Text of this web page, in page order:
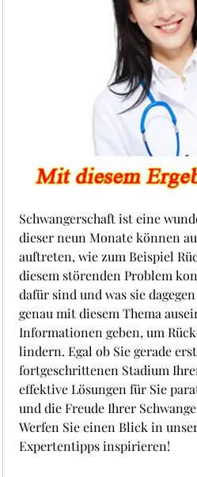
Schwangerschaft ist eine
dieser neun Monate können
auftreten, wie zum Beispiel
diesem störenden Problem
dafür sind und was sie
genau mit diesem Thema
Informationen geben, um
lindern. Egal ob Sie gerade
fortgeschrittenen Stadium
effektive Lösungen für Sie
und die Freude Ihrer
Werfen Sie einen Blick in
Expertentipps inspirieren!